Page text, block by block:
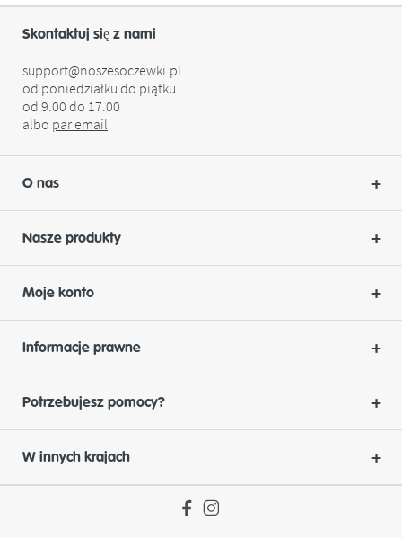
Skontaktuj się z nami
support@noszesoczewki.pl
od poniedziałku do piątku
od 9.00 do 17.00
albo paremail
O nas
Nasze produkty
Moje konto
Informacje prawne
Potrzebujesz pomocy?
W innych krajach